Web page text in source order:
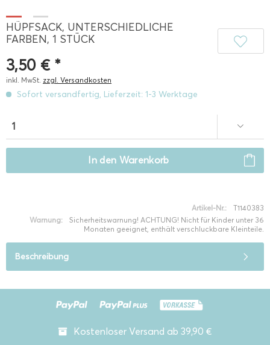
HÜPFSACK, UNTERSCHIEDLICHE
FARBEN, 1 STÜCK
3,50 € *
inkl. MwSt. zzgl. Versandkosten
Sofort versandfertig, Lieferzeit: 1-3 Werktage
In den Warenkorb
Artikel-Nr.:
T1140383
Warnung:
Sicherheitswarnung! ACHTUNG! Nicht für Kinder unter 36
Monaten geeignet, enthält verschluckbare Kleinteile.
Beschreibung
Kostenloser Versand ab 39,90 €